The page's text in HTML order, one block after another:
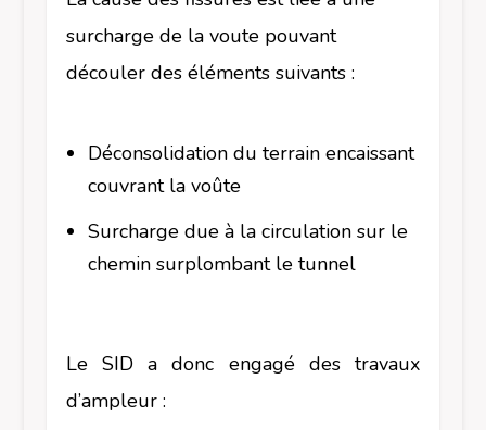
surcharge de la voute pouvant
découler des éléments suivants :
Déconsolidation du terrain encaissant
couvrant la voûte
Surcharge due à la circulation sur le
chemin surplombant le tunnel
Le SID a donc engagé des travaux
d’ampleur :